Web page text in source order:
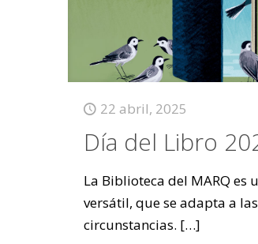
22 abril, 2025
Día del Libro
La Biblioteca del MARQ es
versátil, que se adapta a las
circunstancias. […]